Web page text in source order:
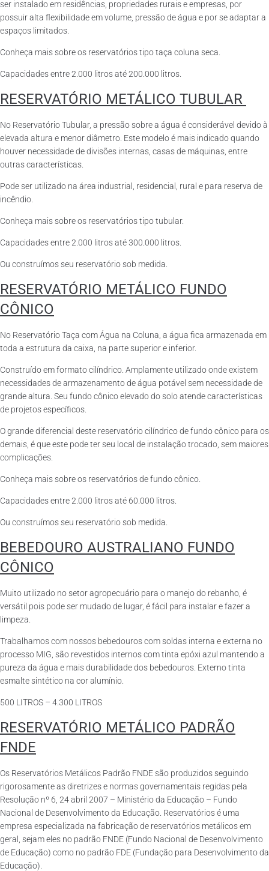
ser instalado em residências, propriedades rurais e empresas, por
possuir alta flexibilidade em volume, pressão de água e por se adaptar a
espaços limitados.
Conheça mais sobre os reservatórios tipo taça coluna seca.
Capacidades entre 2.000 litros até 200.000 litros.
RESERVATÓRIO METÁLICO TUBULAR
No Reservatório Tubular, a pressão sobre a água é considerável devido à
elevada altura e menor diâmetro. Este modelo é mais indicado quando
houver necessidade de divisões internas, casas de máquinas, entre
outras características.
Pode ser utilizado na área industrial, residencial, rural e para reserva de
incêndio.
Conheça mais sobre os reservatórios tipo tubular.
Capacidades entre 2.000 litros até 300.000 litros.
Ou construímos seu reservatório sob medida.
RESERVATÓRIO METÁLICO FUNDO
CÔNICO
No Reservatório Taça com Água na Coluna, a água fica armazenada em
toda a estrutura da caixa, na parte superior e inferior.
Construído em formato cilíndrico. Amplamente utilizado onde existem
necessidades de armazenamento de água potável sem necessidade de
grande altura. Seu fundo cônico elevado do solo atende características
de projetos específicos.
O grande diferencial deste reservatório cilíndrico de fundo cônico para os
demais, é que este pode ter seu local de instalação trocado, sem maiores
complicações.
Conheça mais sobre os reservatórios de fundo cônico.
Capacidades entre 2.000 litros até 60.000 litros.
Ou construímos seu reservatório sob medida.
BEBEDOURO AUSTRALIANO FUNDO
CÔNICO
Muito utilizado no setor agropecuário para o manejo do rebanho, é
versátil pois pode ser mudado de lugar, é fácil para instalar e fazer a
limpeza.
Trabalhamos com nossos bebedouros com soldas interna e externa no
processo MIG, são revestidos internos com tinta epóxi azul mantendo a
pureza da água e mais durabilidade dos bebedouros. Externo tinta
esmalte sintético na cor alumínio.
500 LITROS – 4.300 LITROS
RESERVATÓRIO METÁLICO PADRÃO
FNDE
Os Reservatórios Metálicos Padrão FNDE são produzidos seguindo
rigorosamente as diretrizes e normas governamentais regidas pela
Resolução nº 6, 24 abril 2007 – Ministério da Educação – Fundo
Nacional de Desenvolvimento da Educação. Reservatórios é uma
empresa especializada na fabricação de reservatórios metálicos em
geral, sejam eles no padrão FNDE (Fundo Nacional de Desenvolvimento
de Educação) como no padrão FDE (Fundação para Desenvolvimento da
Educação).